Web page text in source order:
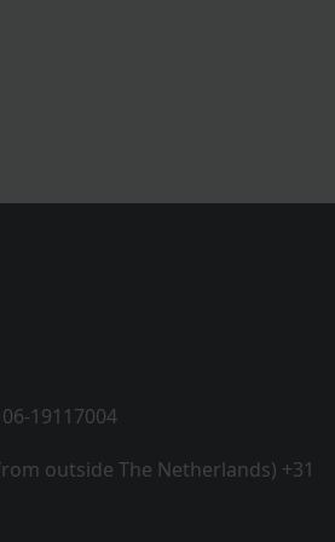
19117004
outside The Netherlands) +31